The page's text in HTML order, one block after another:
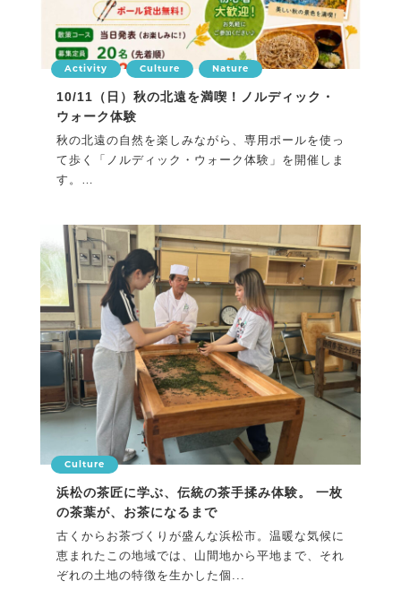
Activity Culture Nature
10/11（日）秋の北遠を満喫！ノルディック・
ウォーク体験
秋の北遠の自然を楽しみながら、専用ポールを使っ
て歩く「ノルディック・ウォーク体験」を開催しま
す。
Culture
浜松の茶匠に学ぶ、伝統の茶手揉み体験。 一枚
の茶葉が、お茶になるまで
古くからお茶づくりが盛んな浜松市。温暖な気候に
恵まれたこの地域では、山間地から平地まで、それ
ぞれの土地の特徴を生かした個...